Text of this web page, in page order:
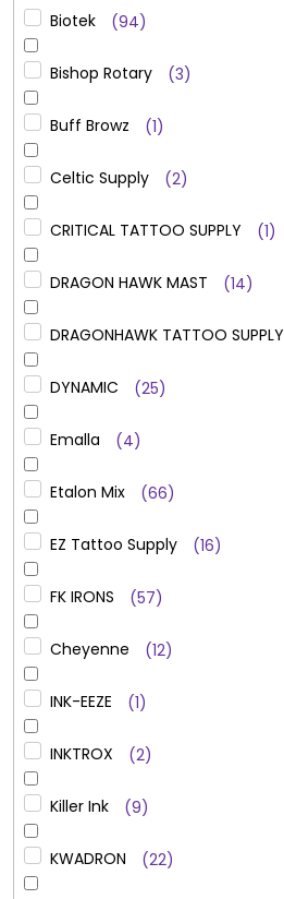
Biotek 94
Bishop Rotary 3
Buff Browz 1
Celtic Supply 2
CRITICAL TATTOO SUPPLY 1
DRAGON HAWK MAST 14
DRAGONHAWK TATTOO SUPPLY
DYNAMIC 25
Emalla 4
Etalon Mix 66
EZ Tattoo Supply 16
FK IRONS 57
Cheyenne 12
INK-EEZE 1
INKTROX 2
Killer Ink 9
KWADRON 22